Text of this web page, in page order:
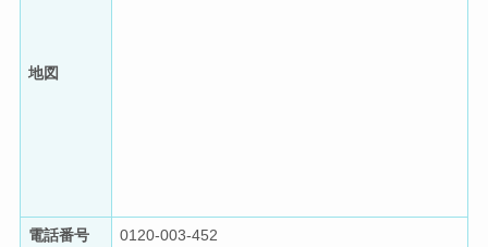
地図
電話番号 0120-003-452